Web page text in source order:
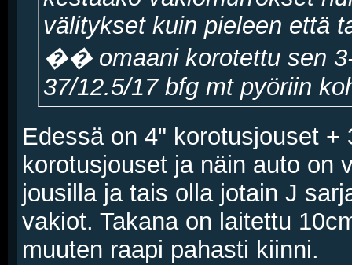
välitykset kuin pieleen että
�� omaani korotettu sen
37/12.5/17 bfg mt pyöriin
Edessä on 4" korotusjouset
korotusjouset ja näin auto on
jousilla ja tais olla jotain J
vakiot. Takana on laitettu
muuten raapi pahasti kiinni.